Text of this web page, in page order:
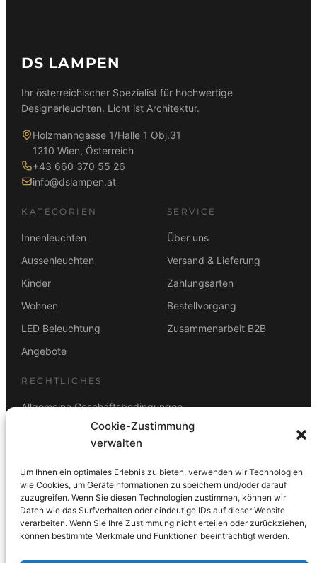
Cookie-Zustimmung
verwalten
Um Ihnen ein optimales Erlebnis zu bieten, verwenden wir Technologien
wie Cookies, um Geräteinformationen zu speichern und/oder darauf
zuzugreifen. Wenn Sie diesen Technologien zustimmen, können wir
Daten wie das Surfverhalten oder eindeutige IDs auf dieser Website
verarbeiten. Wenn Sie Ihre Zustimmung nicht erteilen oder zurückziehen,
können bestimmte Merkmale und Funktionen beeinträchtigt werden.
DS LAMPEN
Ihr österreichischer Spezialist für hochwertige
Designerleuchten. Licht ist Architektur.
Holzmanngasse 1/Halle 1 Obj.31
1210 Wien, Österreich
+43 660 370 55 26
info@dslampen.at
KATEGORIEN
Innenleuchten
Aussenleuchten
Kinder
Wohnen
LED Beleuchtung
Angebote
SERVICE
Über uns
Versand & Lieferung
Zahlungsarten
Bestellvorgang
Zusammenarbeit B2B
RECHTLICHES
Allgemeine Geschäftsbedingungen
Rücktrittsbelehrung
ZAHLUNGSARTEN
Vorkasse Visa Mastercard Link PayPal
G-Pay